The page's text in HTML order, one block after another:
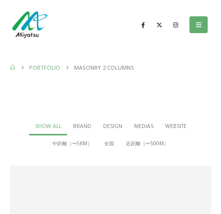
PORTFOLIO MASONRY 2 COLUMNS
SHOW ALL BRAND DESIGN MEDIAS WEBSITE
中距離（〜5KM） 全国 近距離（〜500M）